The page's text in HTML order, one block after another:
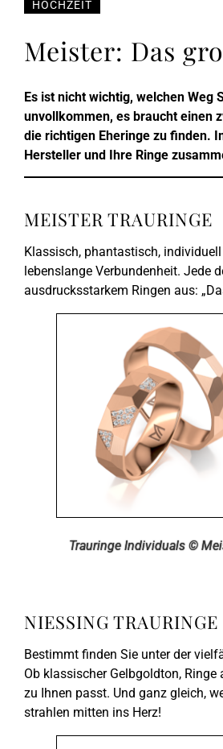
HOCHZEIT
Meister: Das
Es ist nicht wichtig, welchen Weg
unvollkommen, es braucht einen
die richtigen Eheringe zu finden.
Hersteller und Ihre Ringe
MEISTER TRAURINGE
Klassisch, phantastisch,
lebenslange Verbundenheit. Jede
ausdrucksstarkem Ringen aus:
Trauringe Individuals ©
NIESSING TRAURINGE
Bestimmt finden Sie unter der
Ob klassischer Gelbgoldton,
zu Ihnen passt. Und ganz gleich,
strahlen mitten ins Herz!